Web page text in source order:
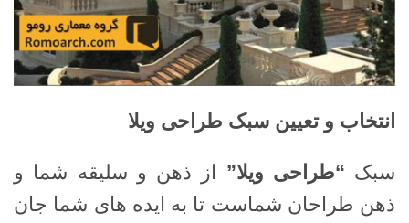
انتخاب و تعیین سبک طراحی ویلا
سبک “طراحی ویلا” از ذهن و سلیقه شما و
ذهن طراحان شماست تا به ایده های شما جان